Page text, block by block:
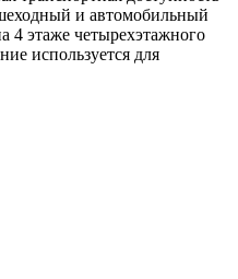
и автомобильный
4 этаже четырехэтажного
используется для